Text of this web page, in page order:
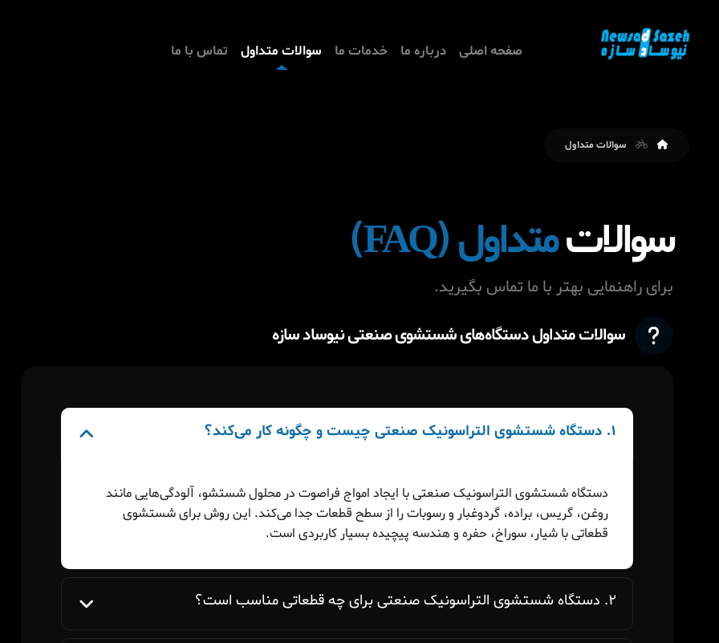
صفحه اصلی درباره ما خدمات ما سوالات متداول تماس با ما
سوالات متداول
سوالاتمتداول (FAQ)
برای راهنمایی بهتر با ما تماس بگیرید.
سوالات متداول دستگاه‌های شستشوی صنعتی نیوساد سازه
۱. دستگاه شستشوی التراسونیک صنعتی چیست و چگونه کار می‌کند؟
دستگاه شستشوی التراسونیک صنعتی با ایجاد امواج فراصوت در محلول شستشو، آلودگی‌هایی مانند
روغن، گریس، براده، گردوغبار و رسوبات را از سطح قطعات جدا می‌کند. این روش برای شستشوی
قطعاتی با شیار، سوراخ، حفره و هندسه پیچیده بسیار کاربردی است.
۲. دستگاه شستشوی التراسونیک صنعتی برای چه قطعاتی مناسب است؟